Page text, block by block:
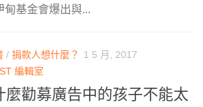
甸基金會爆出與...
/ 捐款人想什麼？
1 5 月, 2017
編輯室
麼勸募廣告中的孩子不能太